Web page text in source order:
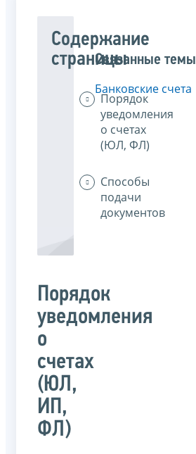
Содержание
страницы
Порядок
уведомления
о счетах
(ЮЛ, ФЛ)
Способы
подачи
документов
Порядок
уведомления
о
счетах
(ЮЛ,
ИП,
ФЛ)
Связанные темы
Банковские счета